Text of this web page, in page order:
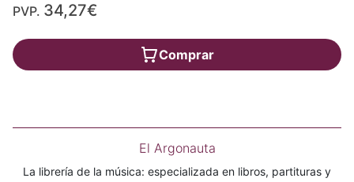
PVP. 34,27€
Comprar
El Argonauta
La librería de la música: especializada en libros, partituras y